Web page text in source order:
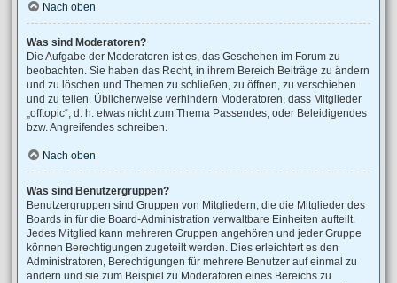
Nach oben
Was sind Moderatoren?
Die Aufgabe der Moderatoren ist es, das Geschehen im Forum zu
beobachten. Sie haben das Recht, in ihrem Bereich Beiträge zu ändern
und zu löschen und Themen zu schließen, zu öffnen, zu verschieben
und zu teilen. Üblicherweise verhindern Moderatoren, dass Mitglieder
„offtopic“, d. h. etwas nicht zum Thema Passendes, oder Beleidigendes
bzw. Angreifendes schreiben.
Nach oben
Was sind Benutzergruppen?
Benutzergruppen sind Gruppen von Mitgliedern, die die Mitglieder des
Boards in für die Board-Administration verwaltbare Einheiten aufteilt.
Jedes Mitglied kann mehreren Gruppen angehören und jeder Gruppe
können Berechtigungen zugeteilt werden. Dies erleichtert es den
Administratoren, Berechtigungen für mehrere Benutzer auf einmal zu
ändern und sie zum Beispiel zu Moderatoren eines Bereichs zu